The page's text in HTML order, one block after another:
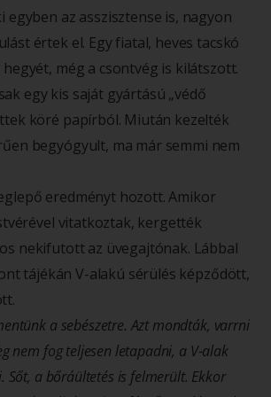
egyben az asszisztense is, nagyon
értek el. Egy fiatal, heves tacskó
még a csontvég is kilátszott.
egy kis saját gyártású „védő
köré papírból. Miután kezelték
begyógyult, ma már semmi nem
eredményt hozott. Amikor
vitatkoztak, kergették
nekifutott az üvegajtónak. Lábbal
tájékán V-alakú sérülés képződött,
a sebészetre. Azt mondták, varrni
nem fog teljesen letapadni, a V-alak
Sőt, a bőráültetés is felmerült. Ekkor